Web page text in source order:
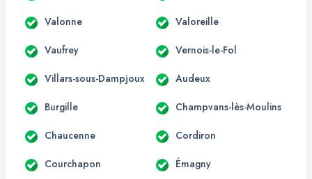
Valonne Valoreille
Vaufrey Vernois-le-Fol
Villars-sous-Dampjoux Audeux
Burgille Champvans-lès-Moulins
Chaucenne Cordiron
Courchapon Émagny